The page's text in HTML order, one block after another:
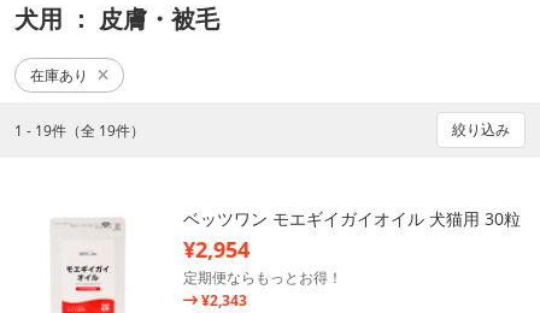
犬用 ： 皮膚・被毛
在庫あり
1 - 19件（全 19件） 絞り込み
ベッツワン モエギイガイオイル 犬猫用 30粒
¥2,954
定期便ならもっとお得！
¥2,343